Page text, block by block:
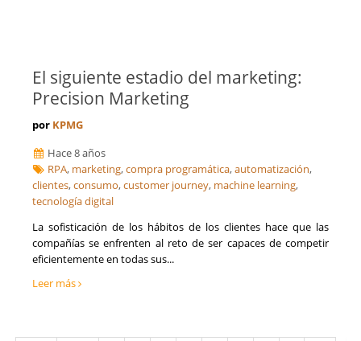
El siguiente estadio del marketing:
Precision Marketing
por KPMG
Hace 8 años
RPA, marketing,compra programática,automatización,
clientes,consumo,customer journey, machine learning,
tecnología digital
La sofisticación de los hábitos de los clientes hace que las
compañías se enfrenten al reto de ser capaces de competir
eficientemente en todas sus...
Leer más